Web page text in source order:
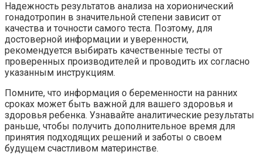
Надежность результатов анализа на хорионический
гонадотропин в значительной степени зависит от
качества и точности самого теста. Поэтому, для
достоверной информации и уверенности,
рекомендуется выбирать качественные тесты от
проверенных производителей и проводить их согласно
указанным инструкциям.
Помните, что информация о беременности на ранних
сроках может быть важной для вашего здоровья и
здоровья ребенка. Узнавайте аналитические результаты
раньше, чтобы получить дополнительное время для
принятия подходящих решений и заботы о своем
будущем счастливом материнстве.